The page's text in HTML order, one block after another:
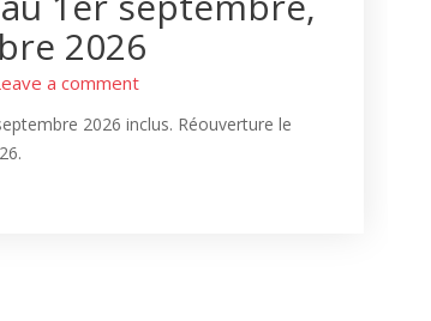
2026
a comment
2026 inclus. Réouverture le